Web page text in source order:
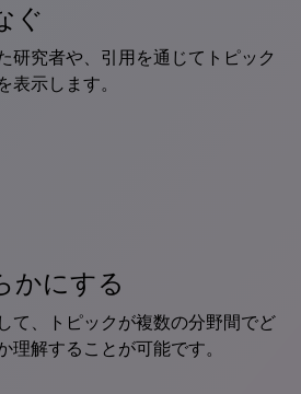
ぐ
研究者や、引用を通じてトピック
表示します。
かにする
て、トピックが複数の分野間でど
理解することが可能です。